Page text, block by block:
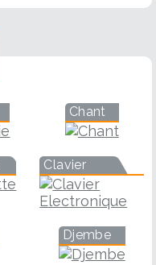
Chant
Clavier
Djembe